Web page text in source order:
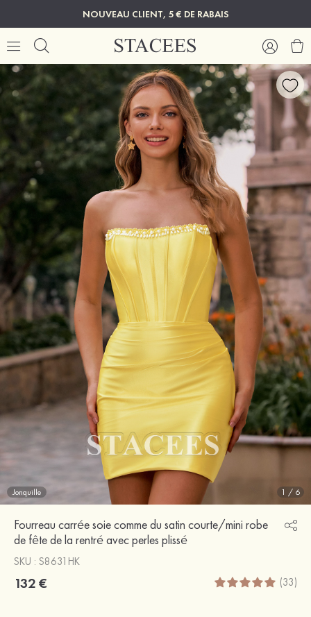
NOUVEAU CLIENT, 5 € DE RABAIS
Jonquille 1 / 6
Fourreau carrée soie comme du satin courte/mini robe
de fête de la rentré avec perles plissé
SKU : S8631HK
132 € (33)